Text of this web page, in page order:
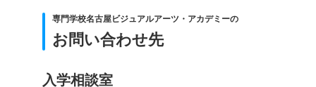
専門学校名古屋ビジュアルアーツ・アカデミーの
お問い合わせ先
入学相談室